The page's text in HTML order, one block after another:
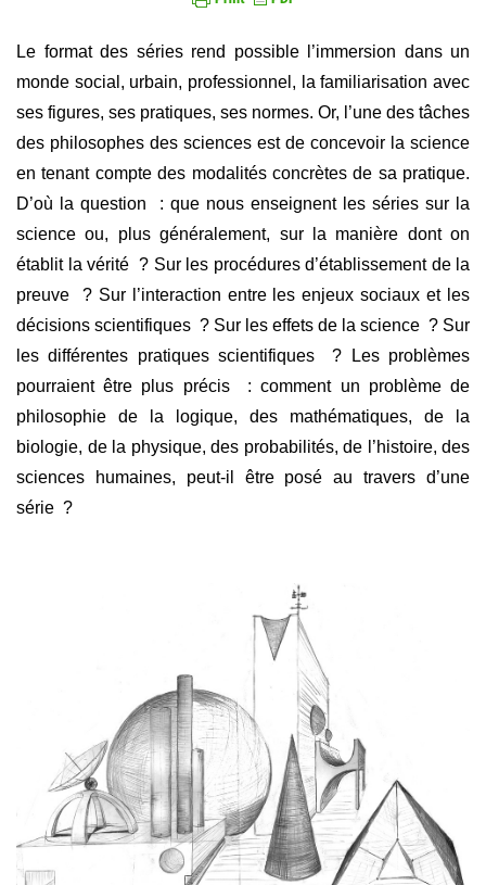
Le format des séries rend possible l’immersion dans un
monde social, urbain, professionnel, la familiarisation avec
ses figures, ses pratiques, ses normes. Or, l’une des tâches
des philosophes des sciences est de concevoir la science
en tenant compte des modalités concrètes de sa pratique.
D’où la question : que nous enseignent les séries sur la
science ou, plus généralement, sur la manière dont on
établit la vérité ? Sur les procédures d’établissement de la
preuve ? Sur l’interaction entre les enjeux sociaux et les
décisions scientifiques ? Sur les effets de la science ? Sur
les différentes pratiques scientifiques ? Les problèmes
pourraient être plus précis : comment un problème de
philosophie de la logique, des mathématiques, de la
biologie, de la physique, des probabilités, de l’histoire, des
sciences humaines, peut-il être posé au travers d’une
série ?